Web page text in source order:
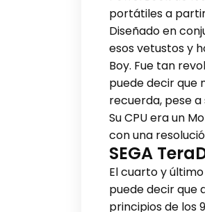
portátiles a
Diseñado en
esos vetustos y
Boy. Fue tan
puede decir que
recuerda, pese
Su CPU era un
con una
SEGA
El cuarto y
puede decir que
principios de los